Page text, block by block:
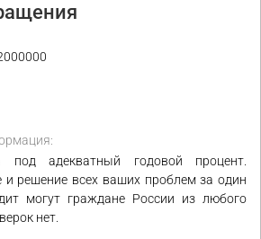
под адекватный годовой процент.
решение всех ваших проблем за один
могут граждане России из любого
нет.